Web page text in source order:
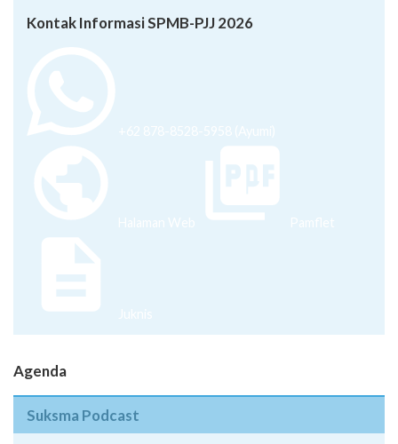
Kontak Informasi SPMB-PJJ 2026
+62 878-8528-5958 (Ayumi)
Halaman Web Pamflet
Juknis
Agenda
Suksma Podcast